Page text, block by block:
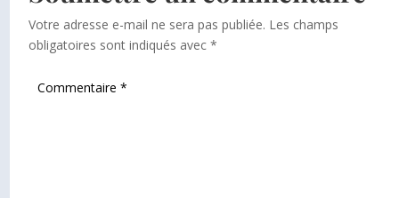
Votre adresse e-mail ne sera pas publiée. Les champs
obligatoires sont indiqués avec*